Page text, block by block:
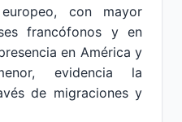
con mayor
francófonos y en
en América y
evidencia la
de migraciones y